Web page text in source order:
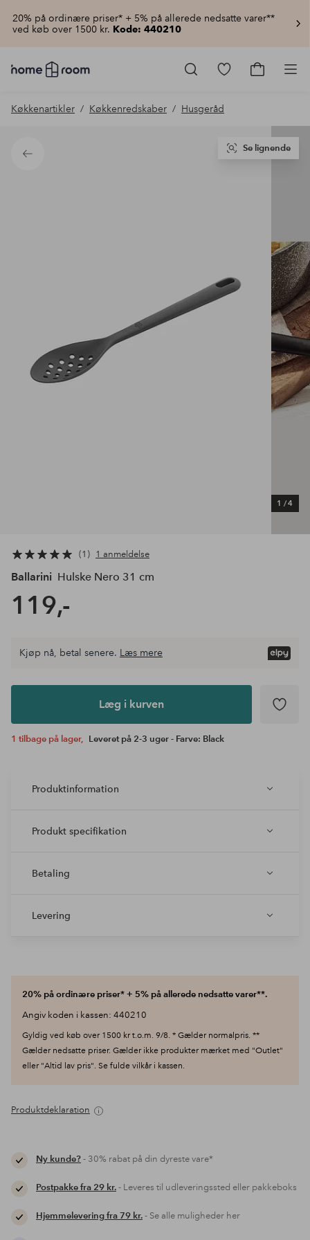
20% på ordinære priser* + 5% på allerede nedsatte varer**
ved køb over 1500 kr. Kode: 440210
Homeroom
–
hjemmet
pris
Gå
produkter
Gå
Køkkenartikler Køkkenredskaber Husgeråd
Tilbage
1 /4
Se lignende
1 1 anmeldelse
Ballarini Hulske Nero 31 cm
119,-
Læg i
Kjøp nå, betal senere. Læs mere
Læg i kurven
1 tilbage på lager, Leveret på 2-3 uger - Farve: Black
Produktinformation
Produkt specifikation
Betaling
Levering
20% på ordinære priser* + 5% på allerede nedsatte varer**.
Angiv koden i kassen: 440210
Gyldig ved køb over 1500 kr t.o.m. 9/8. * Gælder normalpris. **
Gælder nedsatte priser. Gælder ikke produkter mærket med "Outlet"
eller "Altid lav pris". Se fulde vilkår i kassen.
Produktdeklaration
Ny kunde?- 30% rabat på din dyreste vare*
Postpakke fra 29 kr.- Leveres til udleveringssted eller pakkeboks
Hjemmelevering fra 79 kr.- Se alle muligheder her